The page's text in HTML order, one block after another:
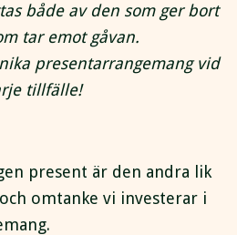
både av den som ger bort
tar emot gåvan.
presentarrangemang vid
tillfälle!
present är den andra lik
omtanke vi investerar i